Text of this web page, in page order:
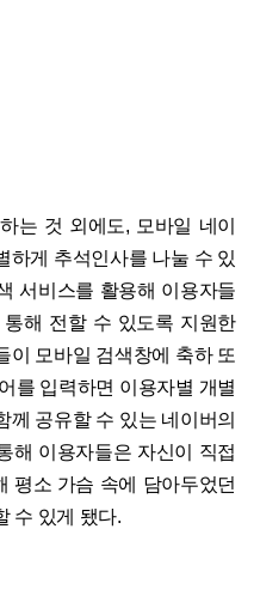
는 것 외에도, 모바일 네이
하게 추석인사를 나눌 수 있
서비스를 활용해 이용자들
해 전할 수 있도록 지원한
이 모바일 검색창에 축하 또
를 입력하면 이용자별 개별
께 공유할 수 있는 네이버의
해 이용자들은 자신이 직접
평소 가슴 속에 담아두었던
수 있게 됐다.